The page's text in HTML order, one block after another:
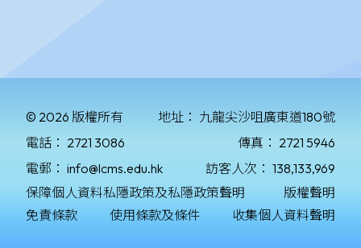
© 2026 版權所有 地址： 九龍尖沙咀廣東道180號
電話： 2721 3086 傳真： 2721 5946
電郵： info@lcms.edu.hk 訪客人次： 138,133,969
保障個人資料私隱政策及私隱政策聲明
版權聲明
免責條款
使用條款及條件 收集個人資料聲明